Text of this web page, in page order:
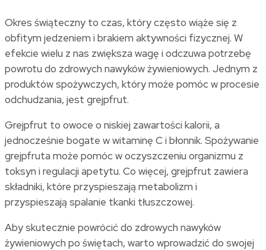
Okres świąteczny to czas, który często wiąże się z
obfitym jedzeniem i brakiem aktywności fizycznej. W
efekcie wielu z nas zwiększa wagę i odczuwa potrzebę
powrotu do zdrowych nawyków żywieniowych. Jednym z
produktów spożywczych, który może pomóc w procesie
odchudzania, jest grejpfrut.
Grejpfrut to owoce o niskiej zawartości kalorii, a
jednocześnie bogate w witaminę C i błonnik. Spożywanie
grejpfruta może pomóc w oczyszczeniu organizmu z
toksyn i regulacji apetytu. Co więcej, grejpfrut zawiera
składniki, które przyspieszają metabolizm i
przyspieszają spalanie tkanki tłuszczowej.
Aby skutecznie powrócić do zdrowych nawyków
żywieniowych po świętach, warto wprowadzić do swojej